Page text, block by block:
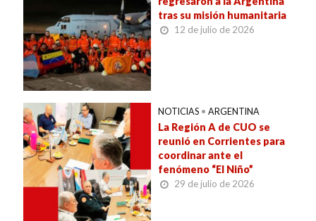
tras su misión humanitaria
12 de julio de 2026
NOTICIAS • ARGENTINA
La Región A de CUO se
reunió en Corrientes para
coordinar ante el
fenómeno “El Niño”
29 de julio de 2026